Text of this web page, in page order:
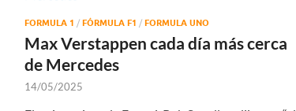
FORMULA 1 / FÓRMULA F1 / FORMULA UNO
Max Verstappen cada día más cerca
de Mercedes
14/05/2025